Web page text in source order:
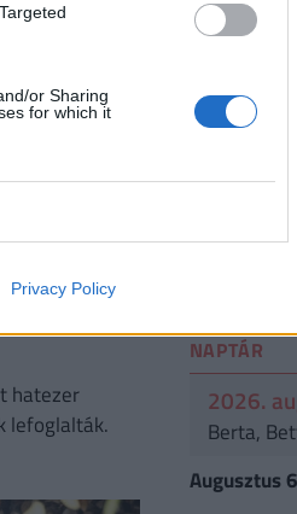
or Sharing
for which it
Privacy Policy
hatezer
lefoglalták.
Működik
ERRŐL NE
minden
A saját
NAPTÁR
2026.
Berta,
Augusztus